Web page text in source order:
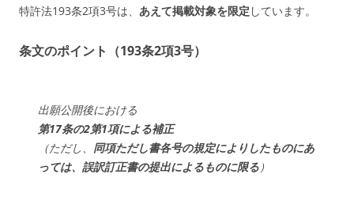
特許法193条2項3号は、 あえて掲載対象を限定 しています。
条文のポイント（193条2項3号）
出願公開後における
第17条の2第1項による補正
（ただし、 同項ただし書各号の規定によりしたものにあ
っては、誤訳訂正書の提出によるものに限る）